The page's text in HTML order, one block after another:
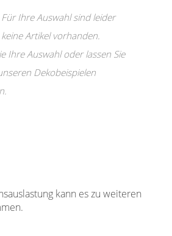
Muster
& Muster
Für Ihre Auswahl sind leider
keine Artikel vorhanden.
Ihre Auswahl oder lassen Sie
Dekobeispielen
kann es zu weiteren